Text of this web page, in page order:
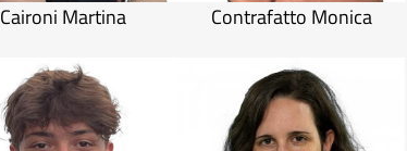
Caironi Martina Contrafatto Monica